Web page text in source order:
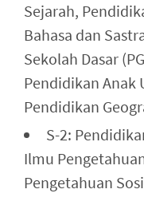
Sejarah,
Bahasa dan
Sekolah Dasar
Pendidikan Anak
Pendidikan
S-2:
Ilmu
Pengetahuan